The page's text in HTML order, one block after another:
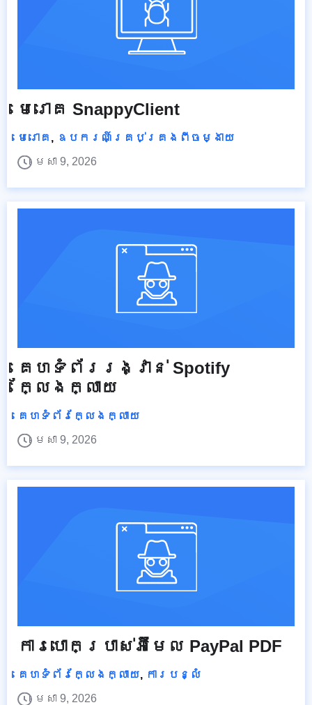
មេរោគ SnappyClient
មេរោគ , ឧបករណ៍គ្រប់គ្រងពីចម្ងាយ
មេសា 9, 2026
គេហទំព័ររង្វាន់ Spotify
ក្លែងក្លាយ
គេហទំព័រក្លែងក្លាយ
មេសា 9, 2026
ការបោកប្រាស់អ៊ីមែល PayPal PDF
គេហទំព័រក្លែងក្លាយ, ការបន្លំ
មេសា 9, 2026